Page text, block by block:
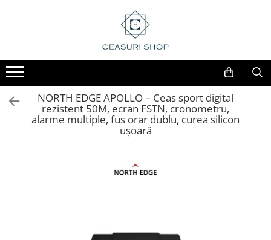
NORTH EDGE APOLLO – Ceas sport digital
rezistent 50M, ecran FSTN, cronometru,
alarme multiple, fus orar dublu, curea silicon
ușoară